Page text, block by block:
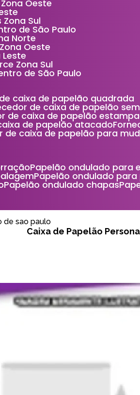
Oeste
Sul
de São Paulo
Norte
Oeste
Zona Sul
de São Paulo
de caixa de papelão quadrada
de caixa de papelão
de caixa de papelão
de papelão atacado
de caixa de papelão para
Papelão ondulado para
Papelão ondulado
Papelão ondulado chapas
de sao paulo
Caixa de Papelão